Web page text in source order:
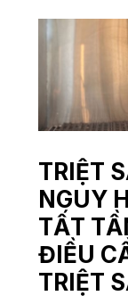
TRIỆT
NGUY
TẤT
ĐIỀU
TRIỆT